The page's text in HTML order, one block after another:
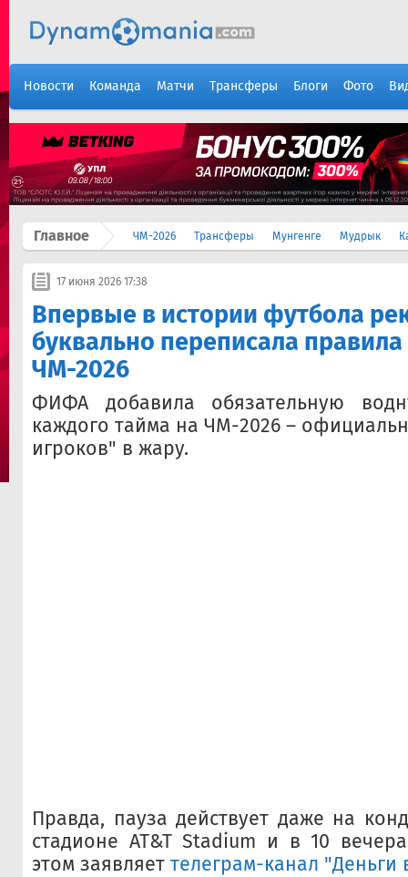
Новости Команда Матчи Трансферы Блоги Фото
Главное ЧМ-2026 Трансферы Мунгенге Мудрык
17 июня 2026 17:38
Впервые в истории футбола
буквально переписала
ЧМ-2026
ФИФА добавила обязательную
каждого тайма на ЧМ-2026 –
игроков" в жару.
Правда, пауза действует даже на
стадионе AT&T Stadium и в 10
этом заявляет телеграм-канал "Деньги